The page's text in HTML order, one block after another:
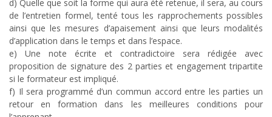
d) Quelle que soit la forme qui aura été retenue, il sera, au cours
de l’entretien formel, tenté tous les rapprochements possibles
ainsi que les mesures d’apaisement ainsi que leurs modalités
d’application dans le temps et dans l’espace.
e) Une note écrite et contradictoire sera rédigée avec
proposition de signature des 2 parties et engagement tripartite
si le formateur est impliqué.
f) Il sera programmé d’un commun accord entre les parties un
retour en formation dans les meilleures conditions pour